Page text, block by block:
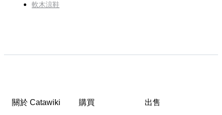
軟木涼鞋
關於 Catawiki 購買 出售